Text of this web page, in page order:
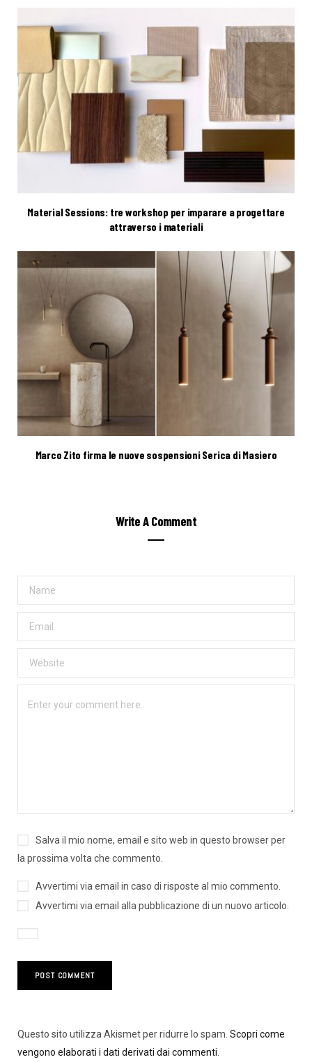
Material Sessions: tre workshop per imparare a progettare
attraverso i materiali
Marco Zito firma le nuove sospensioni Serica di Masiero
Write A Comment
Salva il mio nome, email e sito web in questo browser per
la prossima volta che commento.
Avvertimi via email in caso di risposte al mio commento.
Avvertimi via email alla pubblicazione di un nuovo articolo.
Questo sito utilizza Akismet per ridurre lo spam. Scopri come
vengono elaborati i dati derivati dai commenti